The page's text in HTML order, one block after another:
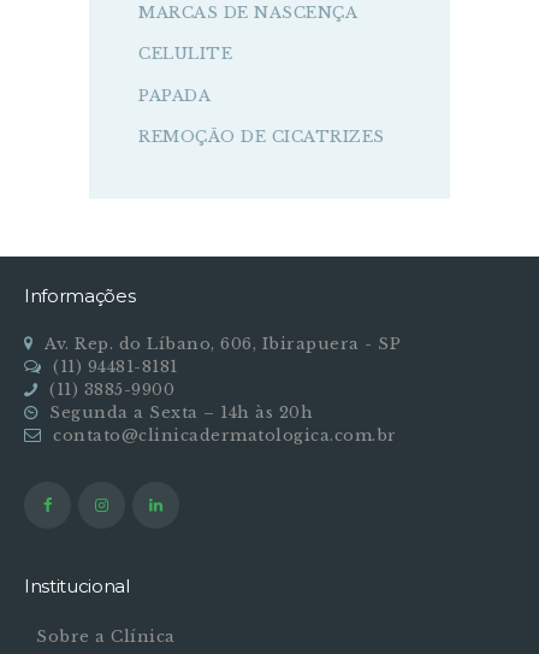
MARCAS DE NASCENÇA
CELULITE
PAPADA
REMOÇÃO DE CICATRIZES
Informações
Av. Rep. do Líbano, 606, Ibirapuera - SP
(11) 94481-8181
(11) 3885-9900
Segunda a Sexta – 14h às 20h
contato@clinicadermatologica.com.br
Institucional
Sobre a Clínica